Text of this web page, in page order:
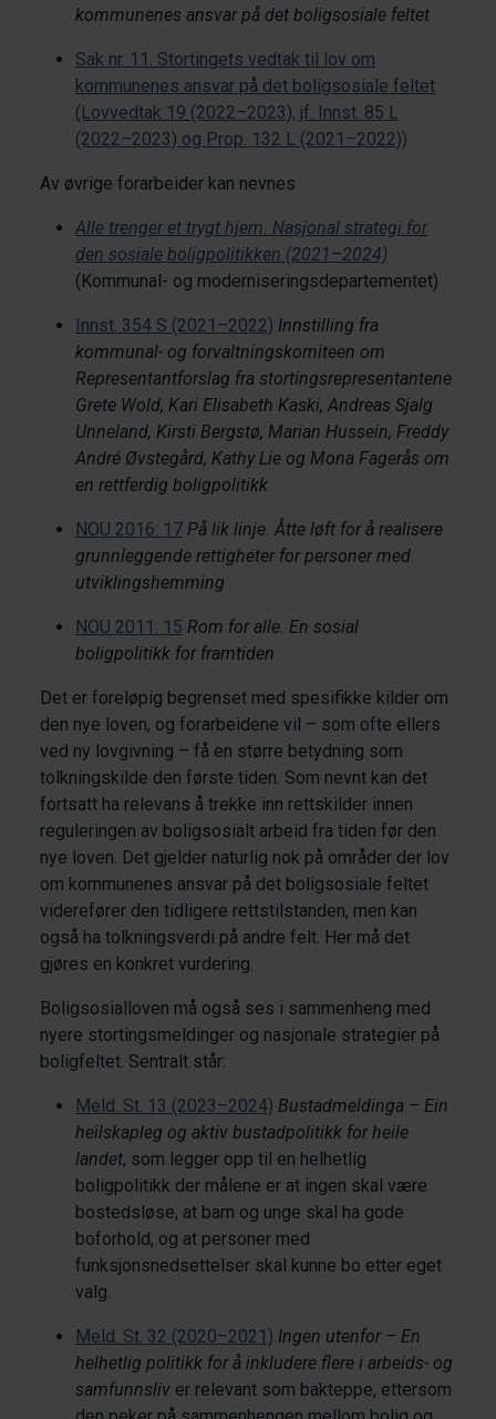
kommunenes ansvar på det boligsosiale feltet
Sak nr. 11. Stortingets vedtak til lov om
kommunenes ansvar på det boligsosiale feltet
(Lovvedtak 19 (2022–2023), jf. Innst. 85 L
(2022–2023) og Prop. 132 L (2021–2022))
Av øvrige forarbeider kan nevnes
Alle trenger et trygt hjem. Nasjonal strategi for
den sosiale boligpolitikken (2021–2024)
(Kommunal- og moderniseringsdepartementet)
Innst. 354 S (2021–2022) Innstilling fra
kommunal- og forvaltningskomiteen om
Representantforslag fra stortingsrepresentantene
Grete Wold, Kari Elisabeth Kaski, Andreas Sjalg
Unneland, Kirsti Bergstø, Marian Hussein, Freddy
André Øvstegård, Kathy Lie og Mona Fagerås om
en rettferdig boligpolitikk
NOU 2016: 17 På lik linje. Åtte løft for å realisere
grunnleggende rettigheter for personer med
utviklingshemming
NOU 2011: 15 Rom for alle. En sosial
boligpolitikk for framtiden
Det er foreløpig begrenset med spesifikke kilder om
den nye loven, og forarbeidene vil – som ofte ellers
ved ny lovgivning – få en større betydning som
tolkningskilde den første tiden. Som nevnt kan det
fortsatt ha relevans å trekke inn rettskilder innen
reguleringen av boligsosialt arbeid fra tiden før den
nye loven. Det gjelder naturlig nok på områder der lov
om kommunenes ansvar på det boligsosiale feltet
viderefører den tidligere rettstilstanden, men kan
også ha tolkningsverdi på andre felt. Her må det
gjøres en konkret vurdering.
Boligsosialloven må også ses i sammenheng med
nyere stortingsmeldinger og nasjonale strategier på
boligfeltet. Sentralt står:
Meld. St. 13 (2023–2024) Bustadmeldinga – Ein
heilskapleg og aktiv bustadpolitikk for heile
landet, som legger opp til en helhetlig
boligpolitikk der målene er at ingen skal være
bostedsløse, at barn og unge skal ha gode
boforhold, og at personer med
funksjonsnedsettelser skal kunne bo etter eget
valg.
Meld. St. 32 (2020–2021) Ingen utenfor – En
helhetlig politikk for å inkludere flere i arbeids- og
samfunnsliv er relevant som bakteppe, ettersom